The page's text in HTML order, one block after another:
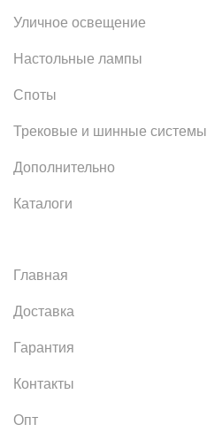
Уличное освещение
Настольные лампы
Споты
Трековые и шинные системы
Дополнительно
Каталоги
Главная
Доставка
Гарантия
Контакты
Опт